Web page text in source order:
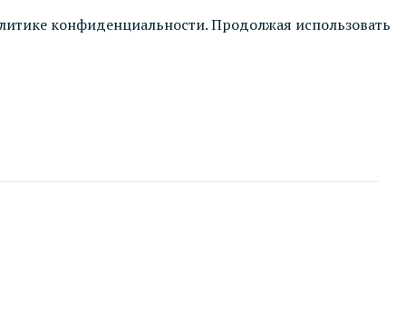
конфиденциальности. Продолжая использовать